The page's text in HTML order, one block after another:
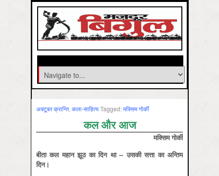
अक्‍टूबर क्रान्ति, कला-साहित्‍यTagged:मक्सिम गोर्की
कल और आज
मक्सिम गोर्की
बीता कल महान झूठ का दिन था–उसकी सत्ता का अन्तिम
दिन।